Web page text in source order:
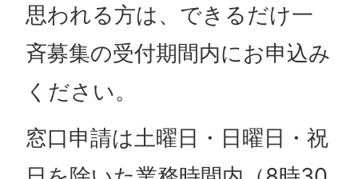
思われる方は、できるだけ一
斉募集の受付期間内にお申込み
ください。
窓口申請は土曜日・日曜日・祝